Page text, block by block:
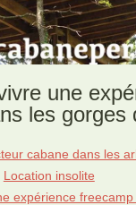
une
les gorges
cabane dans les
Location insolite
expérience freecamp